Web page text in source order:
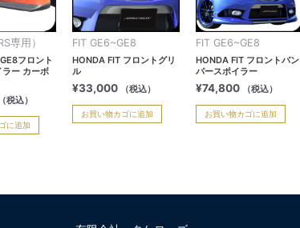
専用）
フロント
ラー カーボ
（税込）
に追加
FIT GE6~GE8
HONDA FIT フロントグリ
ル
¥33,000 （税込）
お買い物カゴに追加
FIT GE6~GE8
HONDA FIT フロントバン
パースポイラー
¥74,800 （税込）
お買い物カゴに追加